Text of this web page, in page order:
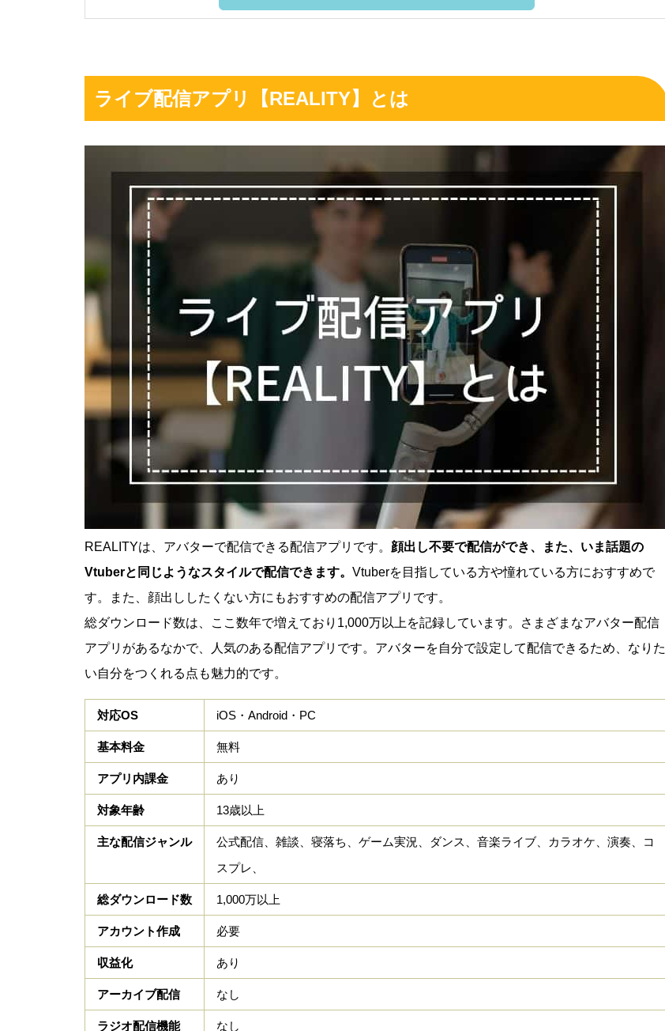
ライブ配信アプリ【REALITY】とは
REALITYは、アバターで配信できる配信アプリです。 顔出し不要で配信ができ、また、いま話題の
Vtuberと同じようなスタイルで配信できます。 Vtuberを目指している方や憧れている方におすすめで
す。また、顔出ししたくない方にもおすすめの配信アプリです。
総ダウンロード数は、ここ数年で増えており1,000万以上を記録しています。さまざまなアバター配信
アプリがあるなかで、人気のある配信アプリです。アバターを自分で設定して配信できるため、なりた
い自分をつくれる点も魅力的です。
対応OS iOS・Android・PC
基本料金 無料
アプリ内課金 あり
対象年齢 13歳以上
主な配信ジャンル
公式配信、雑談、寝落ち、ゲーム実況、ダンス、音楽ライブ、カラオケ、演奏、コ
スプレ、
総ダウンロード数 1,000万以上
アカウント作成 必要
収益化 あり
アーカイブ配信 なし
ラジオ配信機能 なし